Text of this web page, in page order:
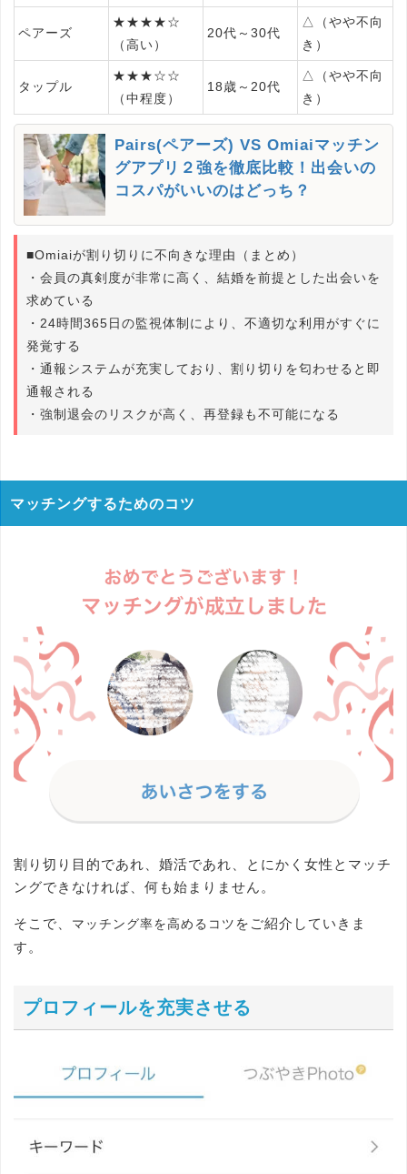
ペアーズ
★★★★☆
（高い）
20代～30代
△（やや不向
き）
タップル
★★★☆☆
（中程度）
18歳～20代
△（やや不向
き）
Pairs(ペアーズ) VS Omiaiマッチン
グアプリ２強を徹底比較！出会いの
コスパがいいのはどっち？
■Omiaiが割り切りに不向きな理由（まとめ）
・会員の真剣度が非常に高く、結婚を前提とした出会いを
求めている
・24時間365日の監視体制により、不適切な利用がすぐに
発覚する
・通報システムが充実しており、割り切りを匂わせると即
通報される
・強制退会のリスクが高く、再登録も不可能になる
マッチングするためのコツ
割り切り目的であれ、婚活であれ、とにかく女性とマッチ
ングできなければ、何も始まりません。
そこで、 マッチング率を高めるコツ をご紹介していきま
す。
プロフィールを充実させる